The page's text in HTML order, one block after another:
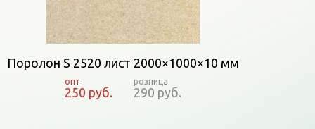
Поролон S 2520 лист 2000×1000×10 мм
250 руб. 290 руб.